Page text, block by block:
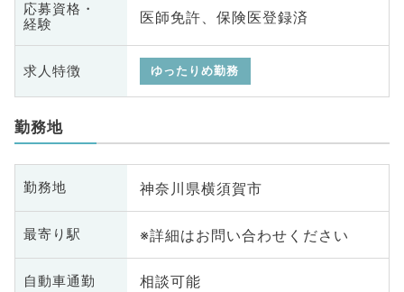
応募資格・
経験
医師免許、保険医登録済
求人特徴 ゆったりめ勤務
勤務地
勤務地 神奈川県横須賀市
最寄り駅 ※詳細はお問い合わせください
自動車通勤 相談可能